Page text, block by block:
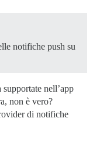
notifiche push su
nell’app
non è vero?
di notifiche